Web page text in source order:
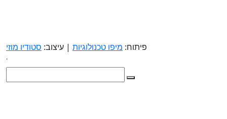
פיתוח: מיפו טכנולוגיות | עיצוב: סטודיו מוזי
.